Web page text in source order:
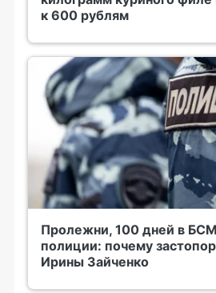
к 600 рублям
Пролежни, 100 дней в
полиции: почему
Ирины Зайченко